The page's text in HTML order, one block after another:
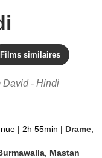
Films similaires
David - Hindi
| 2h 55min | Drame
Mastan